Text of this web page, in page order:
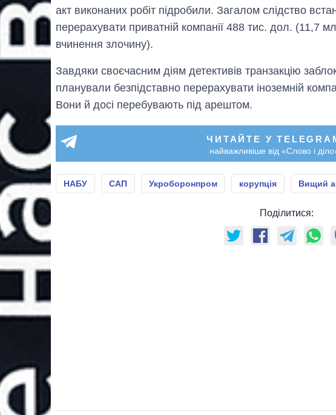
акт виконаних робіт підробили. Загалом слідство
перерахувати приватній компанії 488 тис. дол. (11,7
вчинення злочину).
Завдяки своєчасним діям детективів транзакцію
планували безпідставно перерахувати іноземній
Вони й досі перебувають під арештом.
ЧИТАЙТЕ У
найважливіше від «Слово і
НАБУ САП Укроборонпром корупція Вищий
Поділитися: